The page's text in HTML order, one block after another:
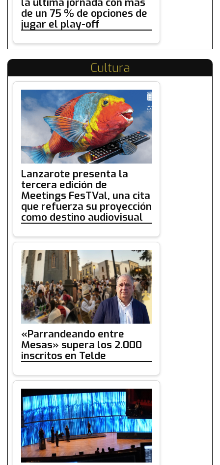
de un 75 % de opciones de
jugar el play-off
Cultura
Lanzarote presenta la
tercera edición de
Meetings FesTVal, una cita
que refuerza su proyección
como destino audiovisual
«Parrandeando entre
Mesas» supera los 2.000
inscritos en Telde